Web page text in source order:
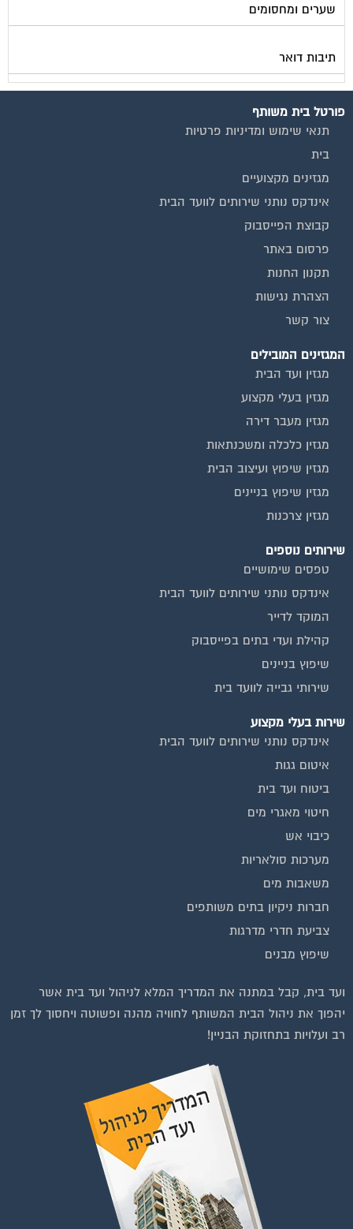
שערים ומחסומים
תיבות דואר
פורטל בית משותף
תנאי שימוש ומדיניות פרטיות
בית
מגזינים מקצועיים
אינדקס נותני שירותים לוועד הבית
קבוצת הפייסבוק
פרסום באתר
תקנון החנות
הצהרת נגישות
צור קשר
המגזינים המובילים
מגזין ועד הבית
מגזין בעלי מקצוע
מגזין מעבר דירה
מגזין כלכלה ומשכנתאות
מגזין שיפוץ ועיצוב הבית
מגזין שיפוץ בניינים
מגזין צרכנות
שירותים נוספים
טפסים שימושיים
אינדקס נותני שירותים לוועד הבית
המוקד לדייר
קהילת ועדי בתים בפייסבוק
שיפוץ בניינים
שירותי גבייה לוועד בית
שירות בעלי מקצוע
אינדקס נותני שירותים לוועד הבית
איטום גגות
ביטוח ועד בית
חיטוי מאגרי מים
כיבוי אש
מערכות סולאריות
משאבות מים
חברות ניקיון בתים משותפים
צביעת חדרי מדרגות
שיפוץ מבנים
ועד בית, קבל במתנה את המדריך המלא לניהול ועד בית אשר
יהפוך את ניהול הבית המשותף לחוויה מהנה ופשוטה ויחסוך לך זמן
רב ועלויות בתחזוקת הבניין!
להצטרפות לחצו על התמונה או על הכפתור ושלחו בקשת הצטרפות בדף
הקבוצה
לחץ למעבר לקבוצה